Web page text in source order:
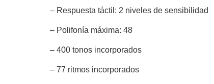
– Respuesta táctil: 2 niveles de sensibilidad
– Polifonía máxima: 48
– 400 tonos incorporados
– 77 ritmos incorporados